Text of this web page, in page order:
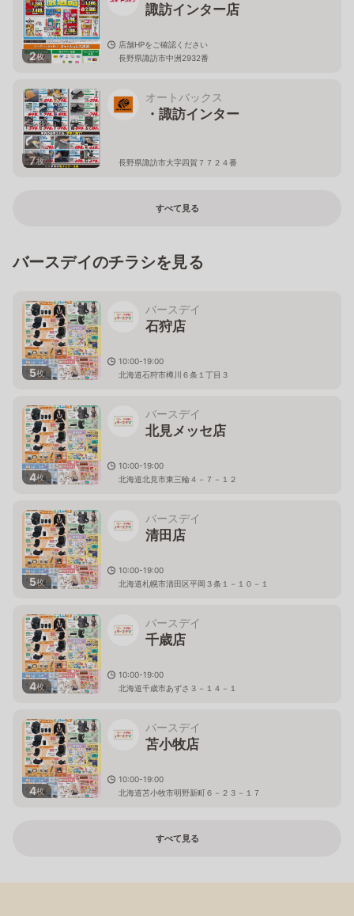
2枚
諏訪インター店
店舗HPをご確認ください
長野県諏訪市中洲2932番
7枚
オートバックス
・諏訪インター
長野県諏訪市大字四賀７７２４番
すべて見る
バースデイのチラシを見る
5枚
バースデイ
石狩店
10:00-19:00
北海道石狩市樽川６条１丁目３
4枚
バースデイ
北見メッセ店
10:00-19:00
北海道北見市東三輪４－７－１２
5枚
バースデイ
清田店
10:00-19:00
北海道札幌市清田区平岡３条１－１０－１
4枚
バースデイ
千歳店
10:00-19:00
北海道千歳市あずさ３－１４－１
4枚
バースデイ
苫小牧店
10:00-19:00
北海道苫小牧市明野新町６－２３－１７
すべて見る